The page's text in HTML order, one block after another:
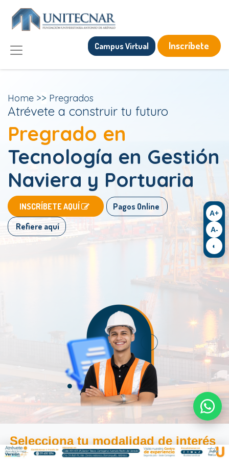
Campus Virtual Inscríbete
Home >> Pregrados
Atrévete a construir tu futuro
Pregrado en
Tecnología en Gestión
Naviera y Portuaria
​INSCRÍBETE AQUÍ Pagos Online
Refiere aquí
Selecciona tu modalidad de interés
A+
A-
◐